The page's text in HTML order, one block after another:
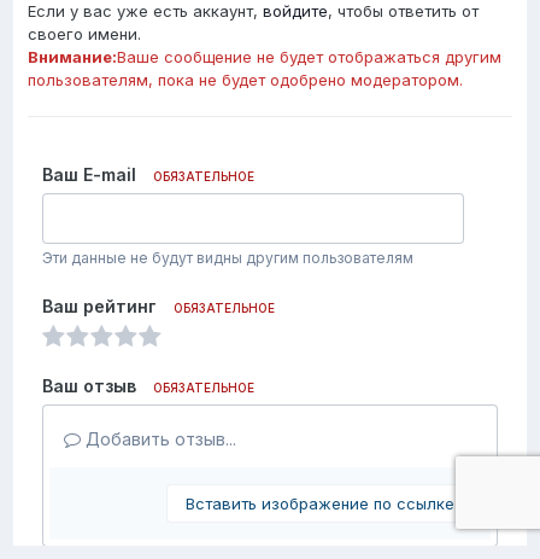
Если у вас уже есть аккаунт, войдите, чтобы ответить от
своего имени.
Внимание:Ваше сообщение не будет отображаться другим
пользователям, пока не будет одобрено модератором.
Ваш E-mail ОБЯЗАТЕЛЬНОЕ
Эти данные не будут видны другим пользователям
Ваш рейтинг ОБЯЗАТЕЛЬНОЕ
Ваш отзыв ОБЯЗАТЕЛЬНОЕ
Добавить отзыв...
Вставить изображение по ссылке